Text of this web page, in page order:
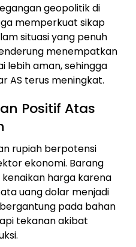
geopolitik di
memperkuat sikap
situasi yang penuh
menempatkan
lebih aman, sehingga
AS terus meningkat.
Positif Atas
rupiah berpotensi
ekonomi. Barang
harga karena
uang dolar menjadi
pada bahan
tekanan akibat